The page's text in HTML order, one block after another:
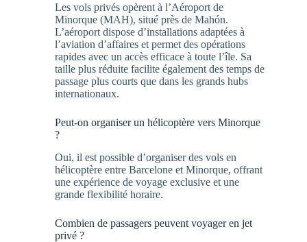
Les vols privés opèrent à l’Aéroport de
Minorque (MAH), situé près de Mahón.
L’aéroport dispose d’installations adaptées à
l’aviation d’affaires et permet des opérations
rapides avec un accès efficace à toute l’île. Sa
taille plus réduite facilite également des temps de
passage plus courts que dans les grands hubs
internationaux.
Peut-on organiser un hélicoptère vers Minorque
?
Oui, il est possible d’organiser des vols en
hélicoptère entre Barcelone et Minorque, offrant
une expérience de voyage exclusive et une
grande flexibilité horaire.
Combien de passagers peuvent voyager en jet
privé ?